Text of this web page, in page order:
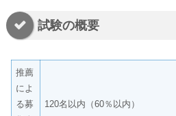
試験の概要
推薦
によ
る募
120名以内（60％以内）